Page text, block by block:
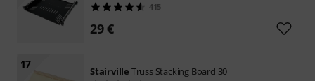
415
29 €
17
Stairville Truss Stacking Board 30